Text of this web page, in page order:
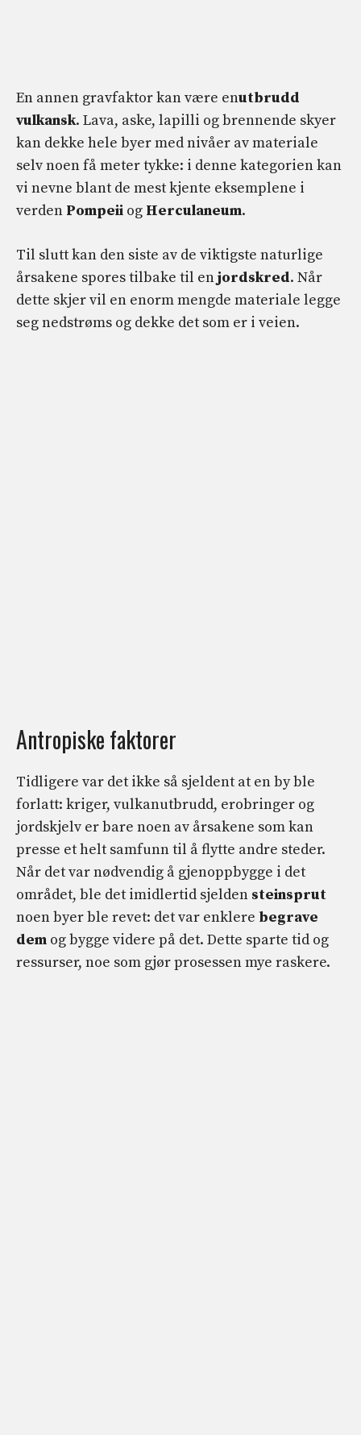
En annen gravfaktor kan være enutbrudd
vulkansk. Lava, aske, lapilli og brennende skyer
kan dekke hele byer med nivåer av materiale
selv noen få meter tykke: i denne kategorien kan
vi nevne blant de mest kjente eksemplene i
verden Pompeii og Herculaneum.
Til slutt kan den siste av de viktigste naturlige
årsakene spores tilbake til enjordskred. Når
dette skjer vil en enorm mengde materiale legge
seg nedstrøms og dekke det som er i veien.
Antropiske faktorer
Tidligere var det ikke så sjeldent at en by ble
forlatt: kriger, vulkanutbrudd, erobringer og
jordskjelv er bare noen av årsakene som kan
presse et helt samfunn til å flytte andre steder.
Når det var nødvendig å gjenoppbygge i det
området, ble det imidlertid sjelden steinsprut
noen byer ble revet: det var enklere begrave
dem og bygge videre på det. Dette sparte tid og
ressurser, noe som gjør prosessen mye raskere.